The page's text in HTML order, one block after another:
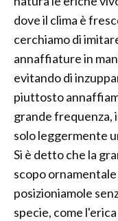
dove il clima è
cerchiamo di
annaffiature in
evitando di
piuttosto
grande frequenza,
solo leggermente
Si è detto che la
scopo
posizioniamole
specie, come